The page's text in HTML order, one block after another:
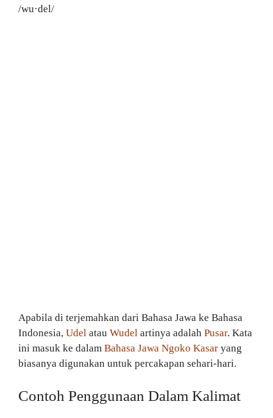
/wu·del/
Apabila di terjemahkan dari Bahasa Jawa ke Bahasa
Indonesia, Udel atau Wudel artinya adalah Pusar. Kata
ini masuk ke dalam Bahasa Jawa Ngoko Kasar yang
biasanya digunakan untuk percakapan sehari-hari.
Contoh Penggunaan Dalam Kalimat